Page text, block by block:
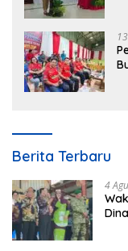
Berita Terbaru
4